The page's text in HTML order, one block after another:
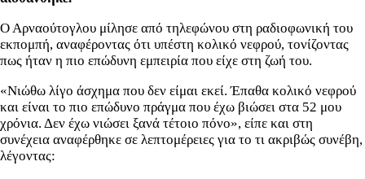
Ο Αρναούτογλου μίλησε από τηλεφώνου στη ραδιοφωνική του
εκπομπή, αναφέροντας ότι υπέστη κολικό νεφρού, τονίζοντας
πως ήταν η πιο επώδυνη εμπειρία που είχε στη ζωή του.
«Νιώθω λίγο άσχημα που δεν είμαι εκεί. Έπαθα κολικό νεφρού
και είναι το πιο επώδυνο πράγμα που έχω βιώσει στα 52 μου
χρόνια. Δεν έχω νιώσει ξανά τέτοιο πόνο», είπε και στη
συνέχεια αναφέρθηκε σε λεπτομέρειες για το τι ακριβώς συνέβη,
λέγοντας: